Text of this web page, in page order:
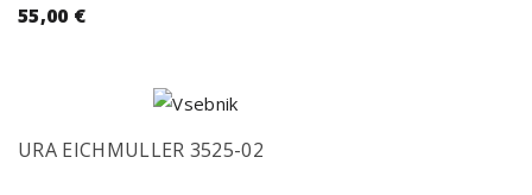
55,00 €
URA EICHMULLER 3525-02